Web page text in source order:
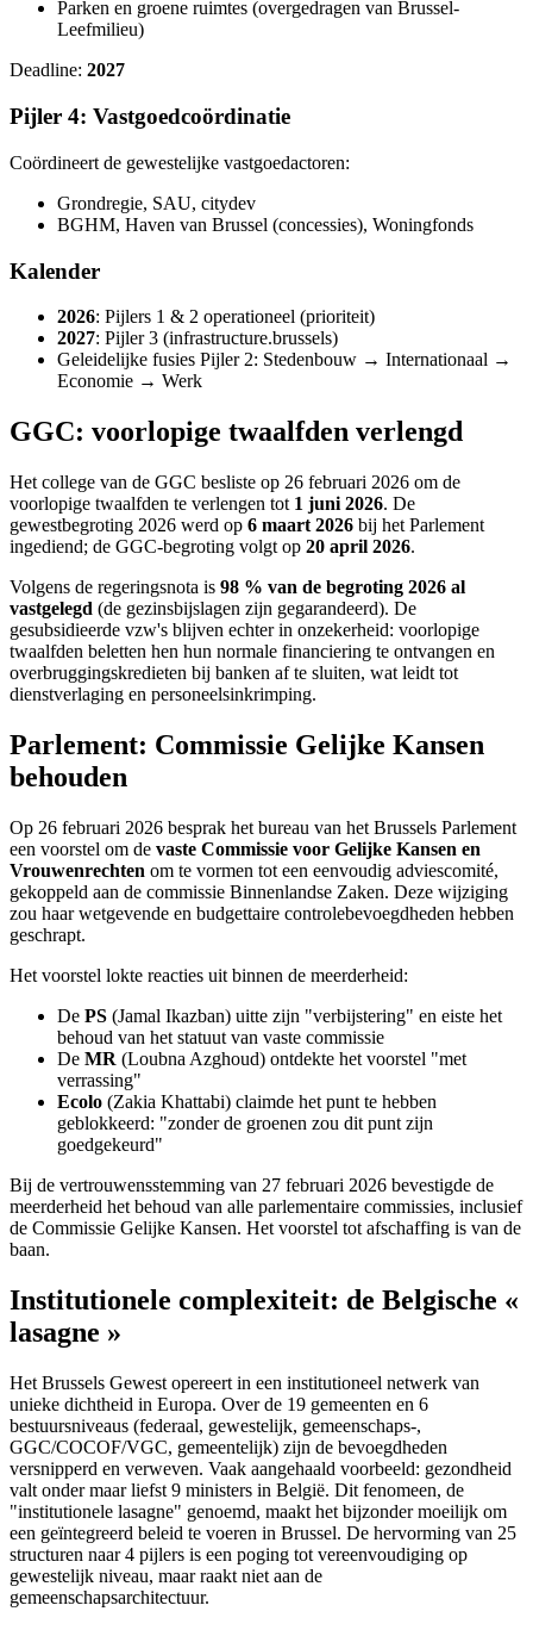
Parken en groene ruimtes (overgedragen van Brussel-
Leefmilieu)
Deadline: 2027
Pijler 4: Vastgoedcoördinatie
Coördineert de gewestelijke vastgoedactoren:
Grondregie, SAU, citydev
BGHM, Haven van Brussel (concessies), Woningfonds
Kalender
2026: Pijlers 1 & 2 operationeel (prioriteit)
2027: Pijler 3 (infrastructure.brussels)
Geleidelijke fusies Pijler 2: Stedenbouw → Internationaal →
Economie → Werk
GGC: voorlopige twaalfden verlengd
Het college van de GGC besliste op 26 februari 2026 om de
voorlopige twaalfden te verlengen tot 1 juni 2026. De
gewestbegroting 2026 werd op 6 maart 2026 bij het Parlement
ingediend; de GGC-begroting volgt op 20 april 2026.
Volgens de regeringsnota is 98 % van de begroting 2026 al
vastgelegd (de gezinsbijslagen zijn gegarandeerd). De
gesubsidieerde vzw's blijven echter in onzekerheid: voorlopige
twaalfden beletten hen hun normale financiering te ontvangen en
overbruggingskredieten bij banken af te sluiten, wat leidt tot
dienstverlaging en personeelsinkrimping.
Parlement: Commissie Gelijke Kansen
behouden
Op 26 februari 2026 besprak het bureau van het Brussels Parlement
een voorstel om de vaste Commissie voor Gelijke Kansen en
Vrouwenrechten om te vormen tot een eenvoudig adviescomité,
gekoppeld aan de commissie Binnenlandse Zaken. Deze wijziging
zou haar wetgevende en budgettaire controlebevoegdheden hebben
geschrapt.
Het voorstel lokte reacties uit binnen de meerderheid:
De PS (Jamal Ikazban) uitte zijn "verbijstering" en eiste het
behoud van het statuut van vaste commissie
De MR (Loubna Azghoud) ontdekte het voorstel "met
verrassing"
Ecolo (Zakia Khattabi) claimde het punt te hebben
geblokkeerd: "zonder de groenen zou dit punt zijn
goedgekeurd"
Bij de vertrouwensstemming van 27 februari 2026 bevestigde de
meerderheid het behoud van alle parlementaire commissies, inclusief
de Commissie Gelijke Kansen. Het voorstel tot afschaffing is van de
baan.
Institutionele complexiteit: de Belgische «
lasagne »
Het Brussels Gewest opereert in een institutioneel netwerk van
unieke dichtheid in Europa. Over de 19 gemeenten en 6
bestuursniveaus (federaal, gewestelijk, gemeenschaps-,
GGC/COCOF/VGC, gemeentelijk) zijn de bevoegdheden
versnipperd en verweven. Vaak aangehaald voorbeeld: gezondheid
valt onder maar liefst 9 ministers in België. Dit fenomeen, de
"institutionele lasagne" genoemd, maakt het bijzonder moeilijk om
een geïntegreerd beleid te voeren in Brussel. De hervorming van 25
structuren naar 4 pijlers is een poging tot vereenvoudiging op
gewestelijk niveau, maar raakt niet aan de
gemeenschapsarchitectuur.